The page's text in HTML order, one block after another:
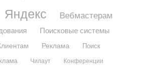
Яндекс
Вебмастерам
Поисковые системы
Реклама
Поиск
Чилаут Конференции